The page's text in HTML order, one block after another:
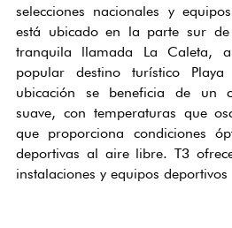
selecciones nacionales y
está ubicado en la parte sur
tranquila llamada La Caleta,
popular destino turístico
ubicación se beneficia de un
suave, con temperaturas que
que proporciona condiciones
deportivas al aire libre. T3
instalaciones y equipos deportivos